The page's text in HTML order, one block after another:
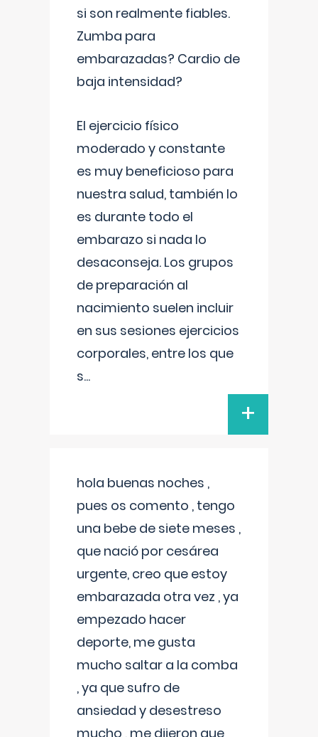
si son realmente fiables.
Zumba para
embarazadas? Cardio de
baja intensidad?
El ejercicio físico
moderado y constante
es muy beneficioso para
nuestra salud, también lo
es durante todo el
embarazo si nada lo
desaconseja. Los grupos
de preparación al
nacimiento suelen incluir
en sus sesiones ejercicios
corporales, entre los que
s...
+
hola buenas noches ,
pues os comento , tengo
una bebe de siete meses ,
que nació por cesárea
urgente, creo que estoy
embarazada otra vez , ya
empezado hacer
deporte, me gusta
mucho saltar a la comba
, ya que sufro de
ansiedad y desestreso
mucho , me dijeron que